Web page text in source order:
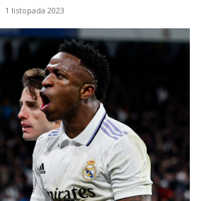
1 listopada 2023